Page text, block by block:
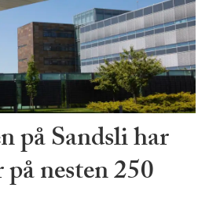
på Sandsli har
nesten 250